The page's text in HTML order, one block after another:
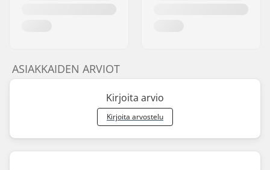
ASIAKKAIDEN ARVIOT
Kirjoita arvio
Kirjoita arvostelu